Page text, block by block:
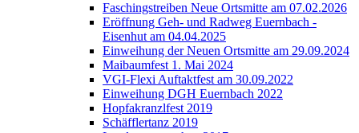
Faschingstreiben Neue Ortsmitte am 07.02.2026
Eröffnung Geh- und Radweg Euernbach -
Eisenhut am 04.04.2025
Einweihung der Neuen Ortsmitte am 29.09.2024
Maibaumfest 1. Mai 2024
VGI-Flexi Auftaktfest am 30.09.2022
Einweihung DGH Euernbach 2022
Hopfakranzlfest 2019
Schäfflertanz 2019